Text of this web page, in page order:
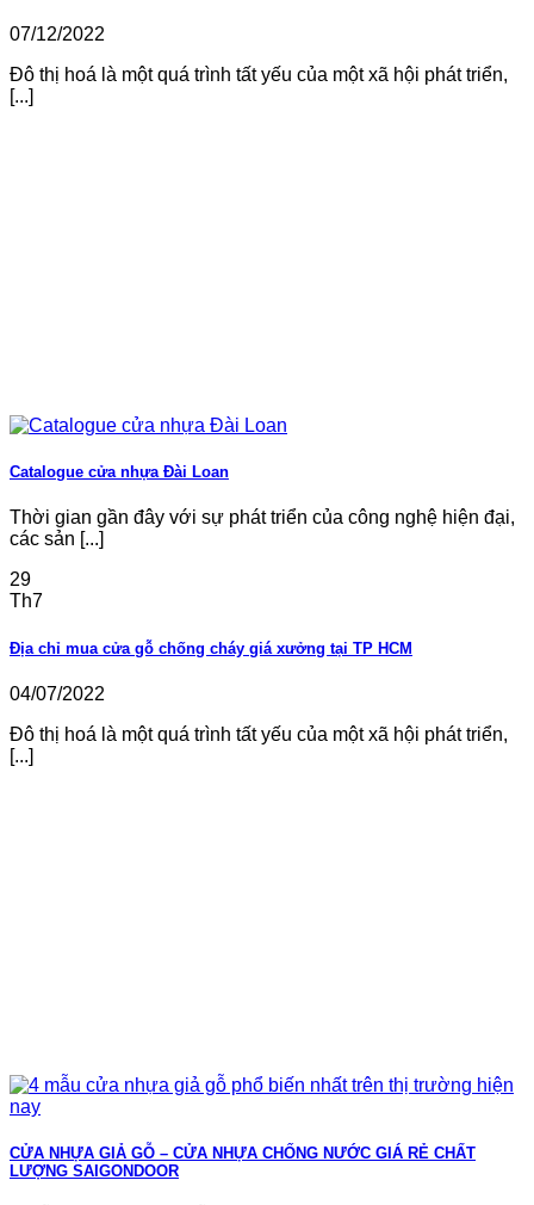
07/12/2022
Đô thị hoá là một quá trình tất yếu của một xã hội phát triển,
[...]
Catalogue cửa nhựa Đài Loan
Thời gian gần đây với sự phát triển của công nghệ hiện đại,
các sản [...]
29
Th7
Địa chỉ mua cửa gỗ chống cháy giá xưởng tại TP HCM
04/07/2022
Đô thị hoá là một quá trình tất yếu của một xã hội phát triển,
[...]
CỬA NHỰA GIẢ GỖ – CỬA NHỰA CHỐNG NƯỚC GIÁ RẺ CHẤT
LƯỢNG SAIGONDOOR